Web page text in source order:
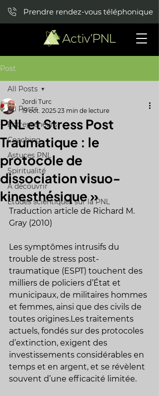
Prendre rendez-vous téléphonique
Post
All Posts
Entrepreneurs
Coaching
Astuces PNL
Spiritualité
A découvrir
Etudes scientiques sur la PNL
All Posts
PNL et Stress Post
Traumatique : le
protocole de
dissociation visuo-
kinesthésique »
Jordi Turc
19 oct. 2025 23 min de lecture
Traduction article de Richard M.
Gray (2010)
Les symptômes intrusifs du
trouble de stress post-
traumatique (ESPT) touchent des
milliers de policiers d’État et
municipaux, de militaires hommes
et femmes, ainsi que des civils de
toutes origines.Les traitements
actuels, fondés sur des protocoles
d’extinction, exigent des
investissements considérables en
temps et en argent, et se révèlent
souvent d’une efficacité limitée.